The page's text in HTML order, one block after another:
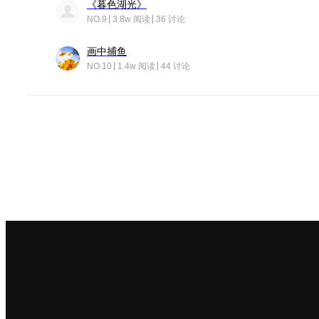
《暮色湖光》
NO.9 3.8w 阅读 36 讨论
画中捕鱼
NO.10 1.4w 阅读 44 讨论